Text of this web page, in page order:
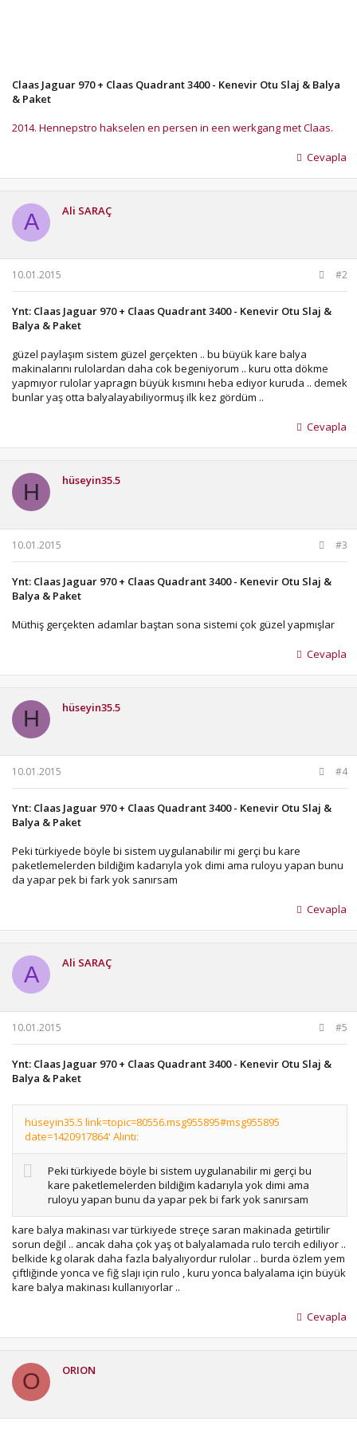
Claas Jaguar 970 + Claas Quadrant 3400 - Kenevir Otu Slaj & Balya
& Paket
2014. Hennepstro hakselen en persen in een werkgang met Claas.
Cevapla
A Ali SARAÇ
10.01.2015 #2
Ynt: Claas Jaguar 970 + Claas Quadrant 3400 - Kenevir Otu Slaj &
Balya & Paket
güzel paylaşım sistem güzel gerçekten .. bu büyük kare balya
makinalarını rulolardan daha cok begeniyorum .. kuru otta dökme
yapmıyor rulolar yapragın büyük kısmını heba ediyor kuruda .. demek
bunlar yaş otta balyalayabiliyormuş ilk kez gördüm ..
Cevapla
H hüseyin35.5
10.01.2015 #3
Ynt: Claas Jaguar 970 + Claas Quadrant 3400 - Kenevir Otu Slaj &
Balya & Paket
Müthiş gerçekten adamlar baştan sona sistemi çok güzel yapmışlar
Cevapla
H hüseyin35.5
10.01.2015 #4
Ynt: Claas Jaguar 970 + Claas Quadrant 3400 - Kenevir Otu Slaj &
Balya & Paket
Peki türkiyede böyle bi sistem uygulanabilir mi gerçi bu kare
paketlemelerden bildiğim kadarıyla yok dimi ama ruloyu yapan bunu
da yapar pek bi fark yok sanırsam
Cevapla
A Ali SARAÇ
10.01.2015 #5
Ynt: Claas Jaguar 970 + Claas Quadrant 3400 - Kenevir Otu Slaj &
Balya & Paket
hüseyin35.5 link=topic=80556.msg955895#msg955895
date=1420917864' Alıntı:
Peki türkiyede böyle bi sistem uygulanabilir mi gerçi bu
kare paketlemelerden bildiğim kadarıyla yok dimi ama
ruloyu yapan bunu da yapar pek bi fark yok sanırsam
kare balya makinası var türkiyede streçe saran makinada getirtilir
sorun değil .. ancak daha çok yaş ot balyalamada rulo tercih ediliyor ..
belkide kg olarak daha fazla balyalıyordur rulolar .. burda özlem yem
çiftliğinde yonca ve fiğ slajı için rulo , kuru yonca balyalama için büyük
kare balya makinası kullanıyorlar ..
Cevapla
O ORION